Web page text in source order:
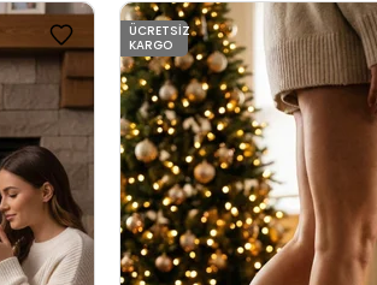
ÜCRETSIZ
KARGO